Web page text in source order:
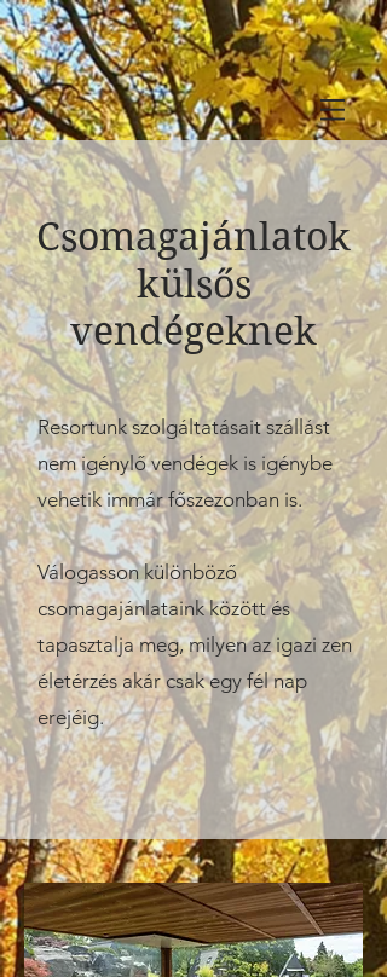
Csomagajánlatok
külsős
vendégeknek
Resortunk szolgáltatásait szállást
nem igénylő vendégek is igénybe
vehetik immár főszezonban is.
Válogasson különböző
csomagajánlataink között és
tapasztalja meg, milyen az igazi zen
életérzés akár csak egy fél nap
erejéig.